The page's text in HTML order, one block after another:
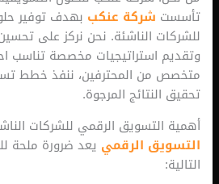
شركة عنكببهدف توفير حلول
الناشئة. نحن نركز على تحسين وجودك
استراتيجيات مخصصة تناسب
المحترفين، ننفذ خطط تسويقية
المرجوة.
الرقمي للشركات الناشئة
الرقمييعد ضرورة ملحة للشركات